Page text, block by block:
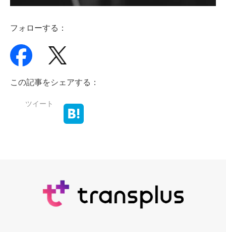
フォローする：
この記事をシェアする：
ツイート